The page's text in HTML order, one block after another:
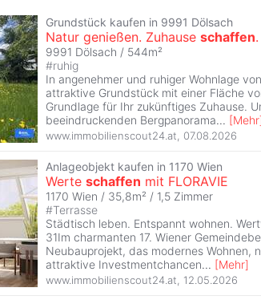
Grundstück kaufen in 9991 Dölsach
Natur genießen. Zuhause schaffen.
9991 Dölsach / 544m²
#ruhig
In angenehmer und ruhiger Wohnlage
attraktive Grundstück mit einer Fläche
Grundlage für Ihr zukünftiges Zuhause.
beeindruckenden Bergpanorama... [Mehr
www.immobilienscout24.at 07.08.2026
Anlageobjekt kaufen in 1170 Wien
Werte schaffen mit FLORAVIE
1170 Wien / 35,8m² / 1,5 Zimmer
#Terrasse
Städtisch leben. Entspannt wohnen.
31Im charmanten 17. Wiener
Neubauprojekt, das modernes Wohnen,
attraktive Investmentchancen... [Mehr]
www.immobilienscout24.at 12.05.2026